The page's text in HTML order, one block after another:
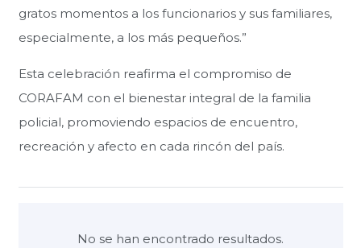
gratos momentos a los funcionarios y sus familiares,
especialmente, a los más pequeños.”
Esta celebración reafirma el compromiso de
CORAFAM con el bienestar integral de la familia
policial, promoviendo espacios de encuentro,
recreación y afecto en cada rincón del país.
No se han encontrado resultados.